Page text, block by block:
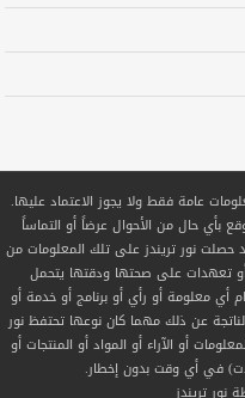
عامة فقط ولا يجوز الاعتماد عليها.
بأي حال من الأحوال عرضاً أو التماساً
حصلت نور تريندز على تلك المعلومات من
تعهدات على صحتها ودقتها يتحمل
معلومة أو رأي أو برنامج أو خدمة أو
عن ذلك مهما كان نوعها تحتفظ نور
أو الآراء أو المواد أو المنتجات أو
في أي وقت بدون إخطار.
نور تريندز